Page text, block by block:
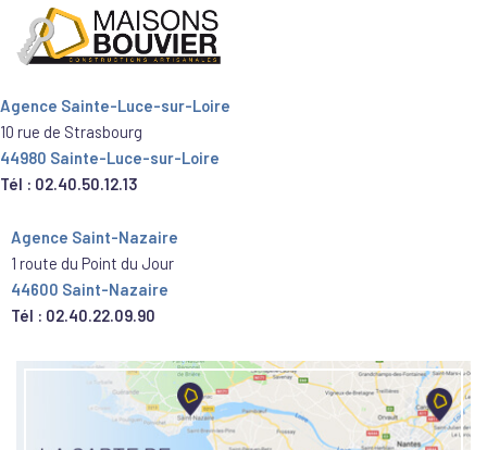
Agence Sainte-Luce-sur-Loire
10 rue de Strasbourg
44980 Sainte-Luce-sur-Loire
Tél : 02.40.50.12.13
Agence Saint-Nazaire
1 route du Point du Jour
44600 Saint-Nazaire
Tél : 02.40.22.09.90